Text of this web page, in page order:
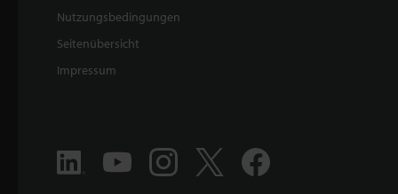
Nutzungsbedingungen
Seitenübersicht
Impressum